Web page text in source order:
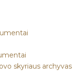
skyriaus archyvas